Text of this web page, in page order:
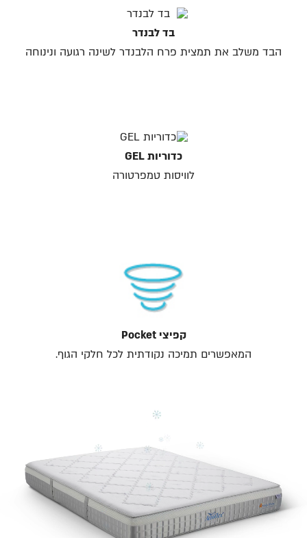
בד לבנדר
הבד משלב את תמצית פרח הלבנדר לשינה רגועה ונינוחה
כדוריות GEL
לוויסות טמפרטורה
קפיצי Pocket
המאפשרים תמיכה נקודתית לכל חלקי הגוף.